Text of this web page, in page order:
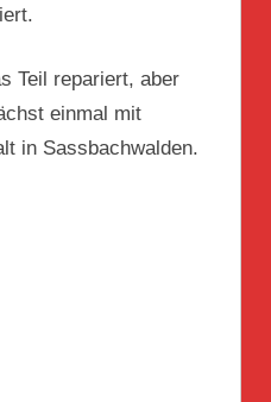
Teil repariert, aber
einmal mit
in Sassbachwalden.